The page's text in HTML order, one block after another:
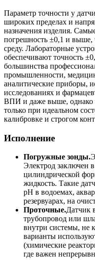
Параметр точности у
широких пределах и
назначения изделия.
погрешность ±0,1 и выше,
среду. Лабораторные
обеспечивают точность
большинства
промышленности,
аналитические приборы,
исследованиях и
ВПИ и даже выше, однако
только при идеальном
калибровке и строгом
Исполнение
Погружные зонды.
Электрод заключен
цилиндрической
жидкость. Такие
pH в водоемах,
резервуарах, на
Проточные.Датчик
трубопровод или
внутри системы, не
варианты
(химические
где важен